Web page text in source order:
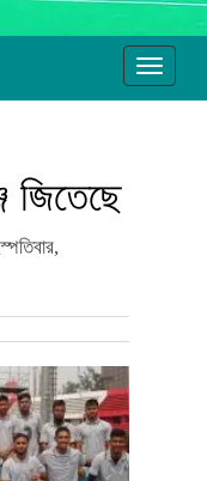
Toggle
জিতেছে